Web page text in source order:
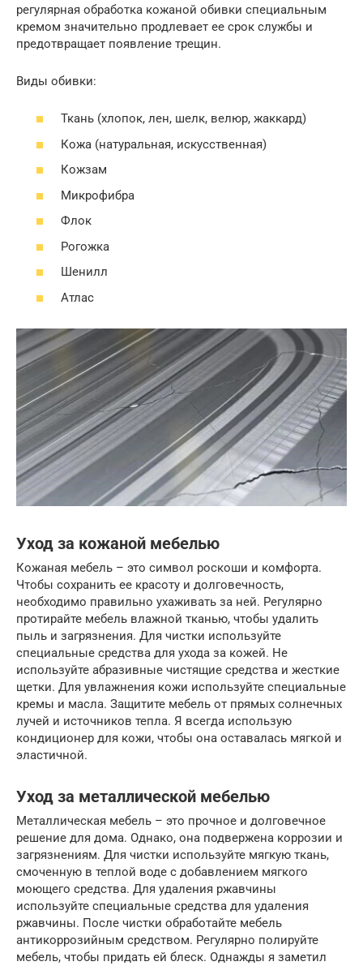
регулярная обработка кожаной обивки специальным
кремом значительно продлевает ее срок службы и
предотвращает появление трещин.
Виды обивки:
Ткань (хлопок, лен, шелк, велюр, жаккард)
Кожа (натуральная, искусственная)
Кожзам
Микрофибра
Флок
Рогожка
Шенилл
Атлас
Уход за кожаной мебелью
Кожаная мебель – это символ роскоши и комфорта.
Чтобы сохранить ее красоту и долговечность,
необходимо правильно ухаживать за ней. Регулярно
протирайте мебель влажной тканью, чтобы удалить
пыль и загрязнения. Для чистки используйте
специальные средства для ухода за кожей. Не
используйте абразивные чистящие средства и жесткие
щетки. Для увлажнения кожи используйте специальные
кремы и масла. Защитите мебель от прямых солнечных
лучей и источников тепла. Я всегда использую
кондиционер для кожи, чтобы она оставалась мягкой и
эластичной.
Уход за металлической мебелью
Металлическая мебель – это прочное и долговечное
решение для дома. Однако, она подвержена коррозии и
загрязнениям. Для чистки используйте мягкую ткань,
смоченную в теплой воде с добавлением мягкого
моющего средства. Для удаления ржавчины
используйте специальные средства для удаления
ржавчины. После чистки обработайте мебель
антикоррозийным средством. Регулярно полируйте
мебель, чтобы придать ей блеск. Однажды я заметил